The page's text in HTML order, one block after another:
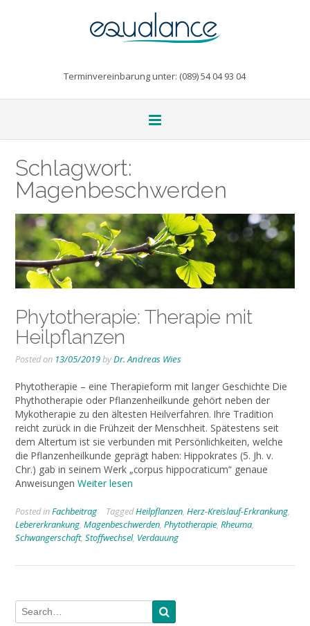
Terminvereinbarung unter: (089) 54 04 93 04
Schlagwort:
Magenbeschwerden
Phytotherapie: Therapie mit
Heilpflanzen
Posted on 13/05/2019byDr. Andreas Wies
Phytotherapie – eine Therapieform mit langer Geschichte Die
Phythotherapie oder Pflanzenheilkunde gehört neben der
Mykotherapie zu den ältesten Heilverfahren. Ihre Tradition
reicht zurück in die Frühzeit der Menschheit. Spätestens seit
dem Altertum ist sie verbunden mit Persönlichkeiten, welche
die Pflanzenheilkunde geprägt haben: Hippokrates (5. Jh. v.
Chr.) gab in seinem Werk „corpus hippocraticum“ genaue
Anweisungen Weiter lesen
Posted inFachbeitrag TaggedHeilpflanzen, Herz-Kreislauf-Erkrankung,
Lebererkrankung, Magenbeschwerden, Phytotherapie, Rheuma,
Schwangerschaft, Stoffwechsel, Verdauung